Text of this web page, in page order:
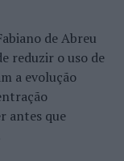
de Abreu
reduzir o uso de
a evolução
antes que